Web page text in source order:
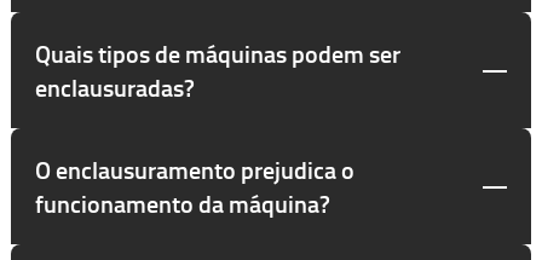
Quais tipos de máquinas podem ser
enclausuradas?
O enclausuramento prejudica o
funcionamento da máquina?